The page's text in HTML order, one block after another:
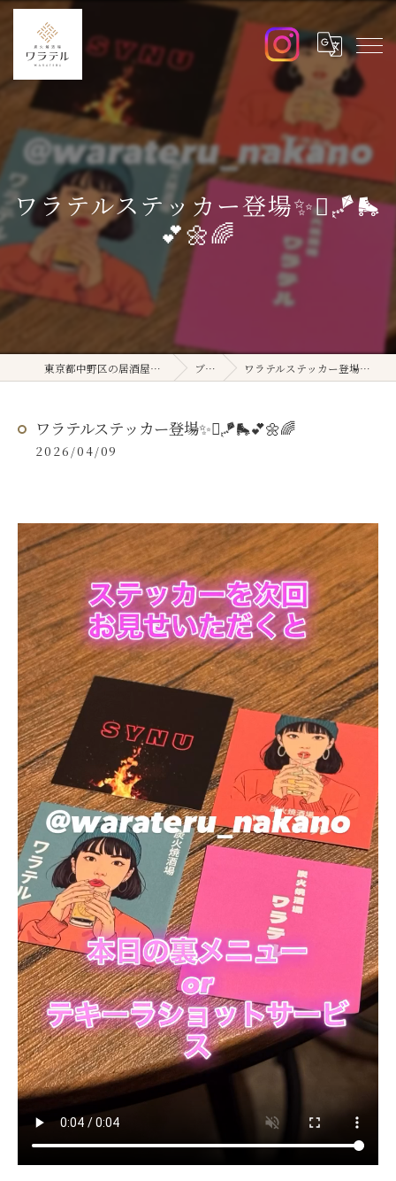
ワラテルステッカー登場✨🫟🪁🛼
💕🌼🌈
東京都中野区の居酒屋ならワラテル ブログ ワラテルステッカー登場✨🫟🪁🛼💕🌼🌈
ワラテルステッカー登場✨🫟🪁🛼💕🌼🌈
2026/04/09